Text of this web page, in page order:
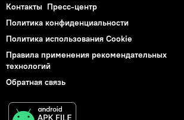
Контакты Пресс-центр
Политика конфиденциальности
Политика использования Cookie
Правила применения рекомендательных
технологий
Обратная связь